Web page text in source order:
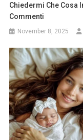
Chiedermi Che Cosa
Commenti
November 8, 2025